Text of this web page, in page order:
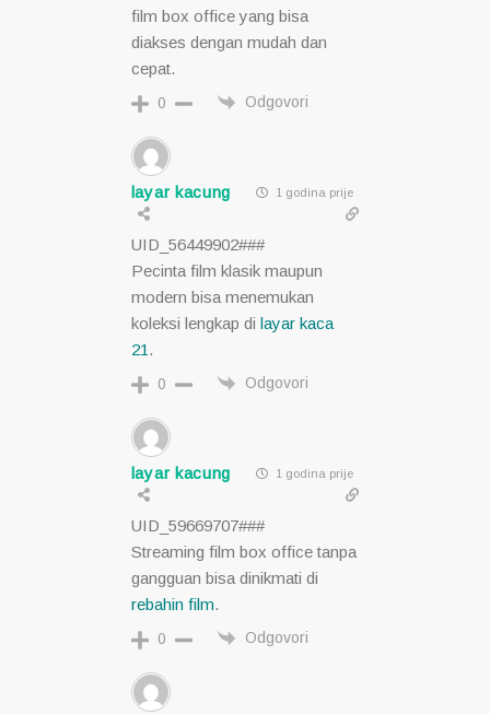
film box office yang bisa
diakses dengan mudah dan
cepat.
0 Odgovori
layar kacung 1 godina prije
UID_56449902###
Pecinta film klasik maupun
modern bisa menemukan
koleksi lengkap di layar kaca
21.
0 Odgovori
layar kacung 1 godina prije
UID_59669707###
Streaming film box office tanpa
gangguan bisa dinikmati di
rebahin film.
0 Odgovori